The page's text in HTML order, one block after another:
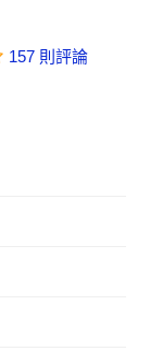
157 則評論